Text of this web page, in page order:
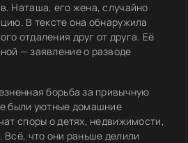
Наташа, его жена, случайно
В тексте она обнаружила
отдаления друг от друга. Её
— заявление о разводе
борьба за привычную
были уютные домашние
споры о детях, недвижимости,
что они раньше делили